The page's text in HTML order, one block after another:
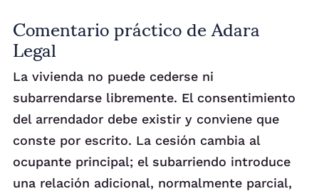
Comentario práctico de Adara
Legal
La vivienda no puede cederse ni
subarrendarse libremente. El consentimiento
del arrendador debe existir y conviene que
conste por escrito. La cesión cambia al
ocupante principal; el subarriendo introduce
una relación adicional, normalmente parcial,